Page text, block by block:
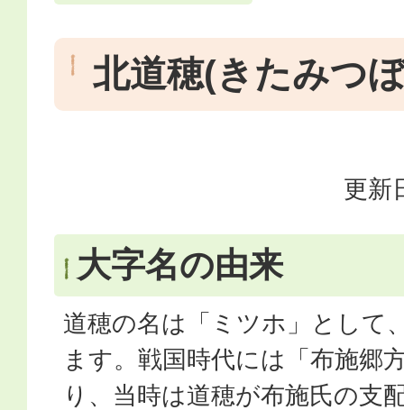
北道穂(きたみつ
更新
大字名の由来
道穂の名は「ミツホ」として
ます。戦国時代には「布施郷
り、当時は道穂が布施氏の支